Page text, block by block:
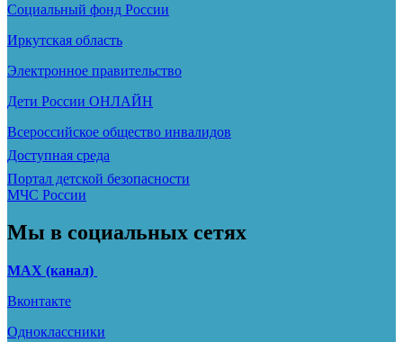
Социальный фонд России
Иркутская область
Электронное правительство
Дети России ОНЛАЙН
Всероссийское общество инвалидов
Доступная среда
Портал детской безопасности
МЧС России
Мы в социальных сетях
МАХ (канал)
Вконтакте
Одноклассники